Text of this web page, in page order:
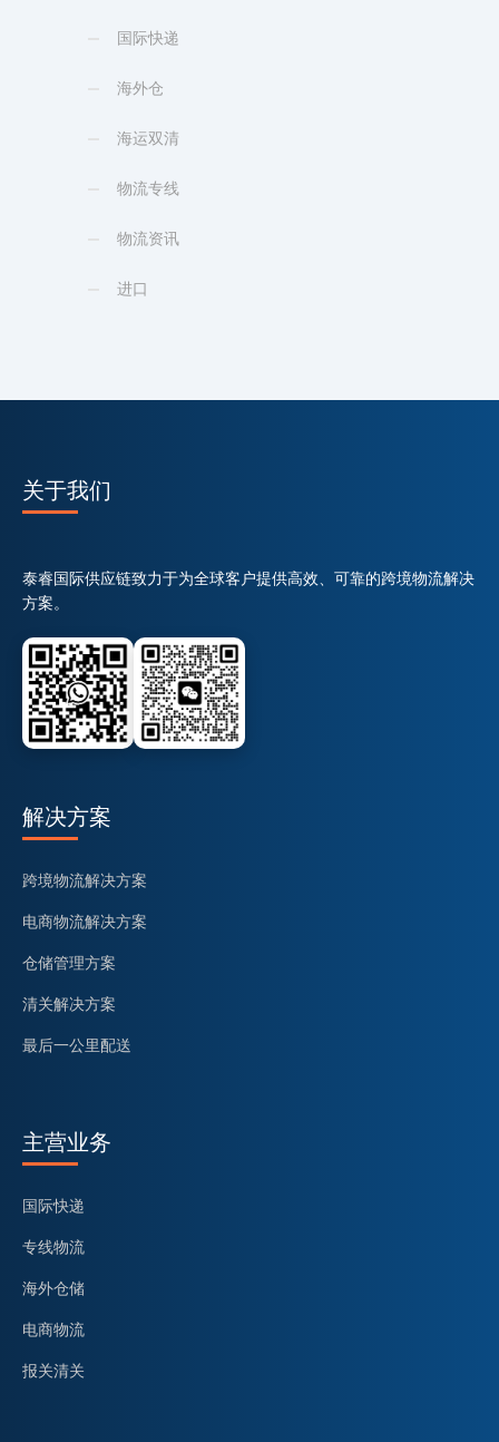
国际快递
海外仓
海运双清
物流专线
物流资讯
进口
关于我们
泰睿国际供应链致力于为全球客户提供高效、可靠的跨境物流解决
方案。
解决方案
跨境物流解决方案
电商物流解决方案
仓储管理方案
清关解决方案
最后一公里配送
主营业务
国际快递
专线物流
海外仓储
电商物流
报关清关